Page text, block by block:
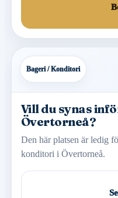
Bageri / Konditori
Vill du synas
Övertorneå?
Den här platsen är ledig
konditori i Övertorneå.